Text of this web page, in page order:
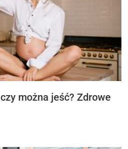
można jeść? Zdrowe